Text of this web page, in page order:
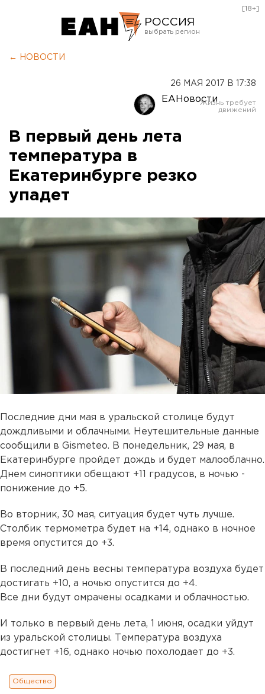
РОССИЯ
Оренбург
[18+]
← НОВОСТИ
26 МАЯ 2017 В 17:38
ЕАНовости
В первый день лета
температура в
Екатеринбурге резко
упадет
Последние дни мая в уральской столице будут
дождливыми и облачными. Неутешительные данные
сообщили в Gismeteo. В понедельник, 29 мая, в
Екатеринбурге пройдет дождь и будет малооблачно.
Днем синоптики обещают +11 градусов, в ночью -
понижение до +5.
Во вторник, 30 мая, ситуация будет чуть лучше.
Столбик термометра будет на +14, однако в ночное
время опустится до +3.
В последний день весны температура воздуха будет
достигать +10, а ночью опустится до +4.
Все дни будут омрачены осадками и облачностью.
И только в первый день лета, 1 июня, осадки уйдут
из уральской столицы. Температура воздуха
достигнет +16, однако ночью похолодает до +3.
Общество